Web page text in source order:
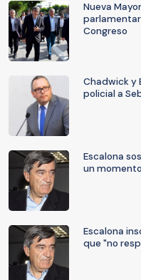
Nueva
Congreso
Chadwick y
policial a
Escalona
un
Escalona
que "no